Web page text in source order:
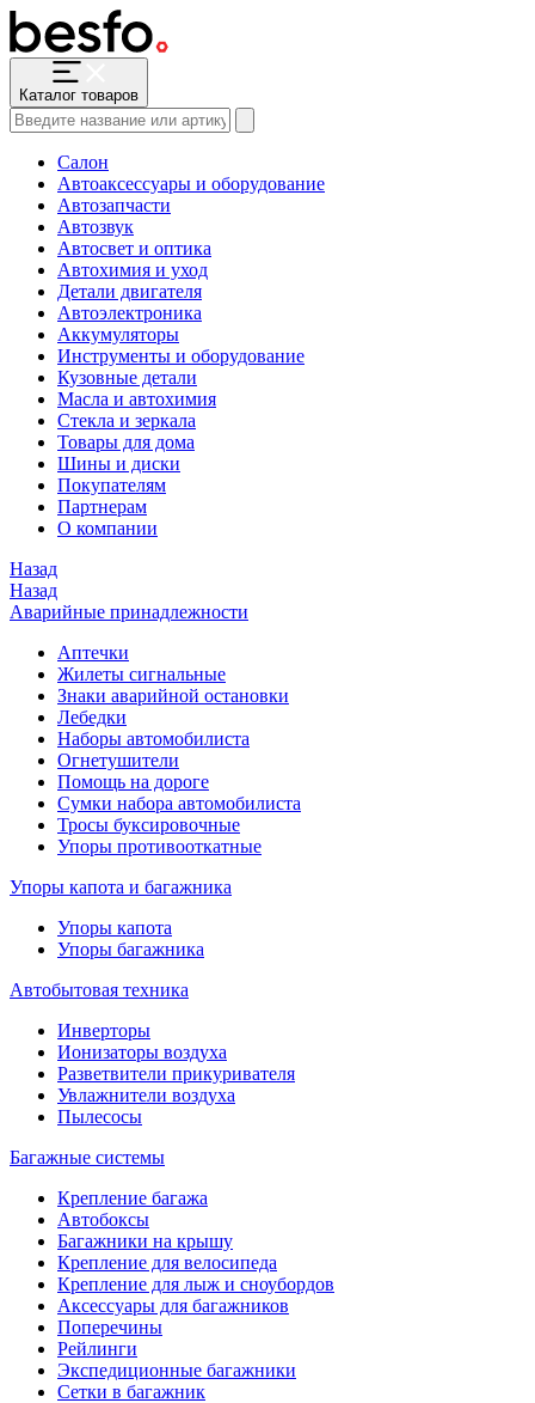
Каталог товаров
Салон
Автоаксессуары и оборудование
Автозапчасти
Автозвук
Автосвет и оптика
Автохимия и уход
Детали двигателя
Автоэлектроника
Аккумуляторы
Инструменты и оборудование
Кузовные детали
Масла и автохимия
Стекла и зеркала
Товары для дома
Шины и диски
Покупателям
Партнерам
О компании
Назад
Назад
Аварийные принадлежности
Аптечки
Жилеты сигнальные
Знаки аварийной остановки
Лебедки
Наборы автомобилиста
Огнетушители
Помощь на дороге
Сумки набора автомобилиста
Тросы буксировочные
Упоры противооткатные
Упоры капота и багажника
Упоры капота
Упоры багажника
Автобытовая техника
Инверторы
Ионизаторы воздуха
Разветвители прикуривателя
Увлажнители воздуха
Пылесосы
Багажные системы
Крепление багажа
Автобоксы
Багажники на крышу
Крепление для велосипеда
Крепление для лыж и сноубордов
Аксессуары для багажников
Поперечины
Рейлинги
Экспедиционные багажники
Сетки в багажник